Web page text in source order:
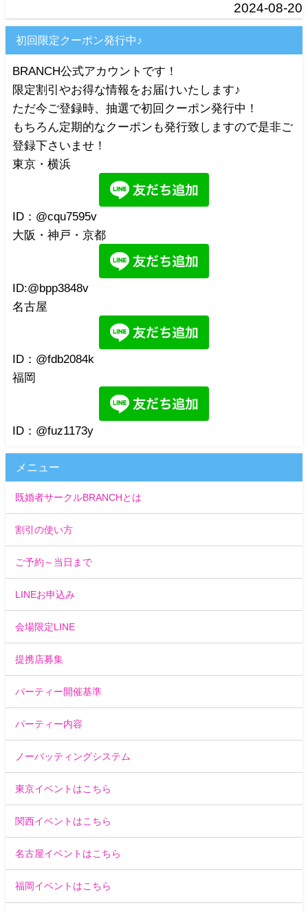
2024-08-20
初回限定クーポン発行中♪
BRANCH公式アカウントです！
限定割引やお得な情報をお届けいたします♪
ただ今ご登録時、抽選で初回クーポン発行中！
もちろん定期的なクーポンも発行致しますので是非ご
登録下さいませ！
東京・横浜
ID：@cqu7595v
大阪・神戸・京都
ID:@bpp3848v
名古屋
ID：@fdb2084k
福岡
ID：@fuz1173y
メニュー
既婚者サークルBRANCHとは
割引の使い方
ご予約～当日まで
LINEお申込み
会場限定LINE
提携店募集
パーティー開催基準
パーティー内容
ノーバッティングシステム
東京イベントはこちら
関西イベントはこちら
名古屋イベントはこちら
福岡イベントはこちら